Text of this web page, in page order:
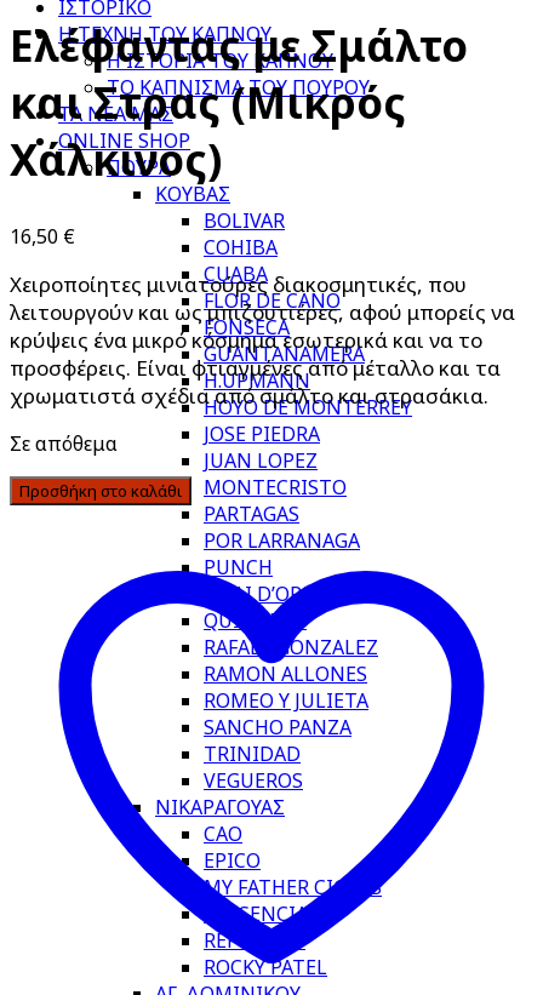
ΙΣΤΟΡΙΚΟ
Η ΤΕΧΝΗ ΤΟΥ ΚΑΠΝΟΥ
Η ΙΣΤΟΡΙΑ ΤΟΥ ΚΑΠΝΟΥ
ΤΟ ΚΑΠΝΙΣΜΑ ΤΟΥ ΠΟΥΡΟΥ
ΤΑ ΝΕΑ ΜΑΣ
ONLINE SHOP
ΠΟΥΡΑ
ΚΟΥΒΑΣ
BOLIVAR
COHIBA
CUABA
FLOR DE CANO
FONSECA
GUANTANAMERA
H.UPMANN
HOYO DE MONTERREY
JOSE PIEDRA
JUAN LOPEZ
MONTECRISTO
PARTAGAS
POR LARRANAGA
PUNCH
QUAI D’ORSAY
QUINTERO
RAFAEL GONZALEZ
RAMON ALLONES
ROMEO Y JULIETA
SANCHO PANZA
TRINIDAD
VEGUEROS
ΝΙΚΑΡΑΓΟΥΑΣ
CAO
EPICO
MY FATHER CIGARS
PLASENCIA
REPOSADO
ROCKY PATEL
Ελέφαντας με Σμάλτο
και Στρας (Μικρός
Χάλκινος)
16,50 €
Χειροποίητες μινιατούρες διακοσμητικές, που
λειτουργούν και ως μπιζουτιέρες, αφού μπορείς να
κρύψεις ένα μικρό κόσμημα εσωτερικά και να το
προσφέρεις. Είναι φτιαγμένες από μέταλλο και τα
χρωματιστά σχέδια από σμάλτο και στρασάκια.
Σε απόθεμα
Προσθήκη στο καλάθι